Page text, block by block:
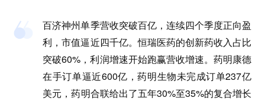
百济神州单季营收突破百亿，连续四个季度正向盈
利，市值逼近四千亿。恒瑞医药的创新药收入占比
突破60%，利润增速开始跑赢营收增速。药明康德
在手订单逼近600亿，药明生物未完成订单237亿
美元，药明合联给出了五年30%至35%的复合增长